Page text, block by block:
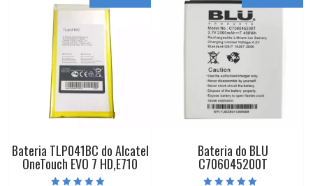
Bateria TLP041BC do Alcatel
OneTouch EVO 7 HD,E710
Bateria do BLU
C706045200T